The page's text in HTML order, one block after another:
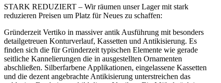
STARK REDUZIERT – Wir räumen unser Lager mit stark
reduzieren Preisen um Platz für Neues zu schaffen:
Gründerzeit Vertiko in massiver antik Ausführung mit besonders
detailgetreuen Konturverlauf, Kassetten und Antikisierung. Es
finden sich die für Gründerzeit typischen Elemente wie gerade
seitliche Kannelierungen die in ausgestellten Ornamenten
abschließen. Silberfarbene Applikationen, eingelassene Kassetten
und die dezent angebrachte Antikisierung unterstreichen das